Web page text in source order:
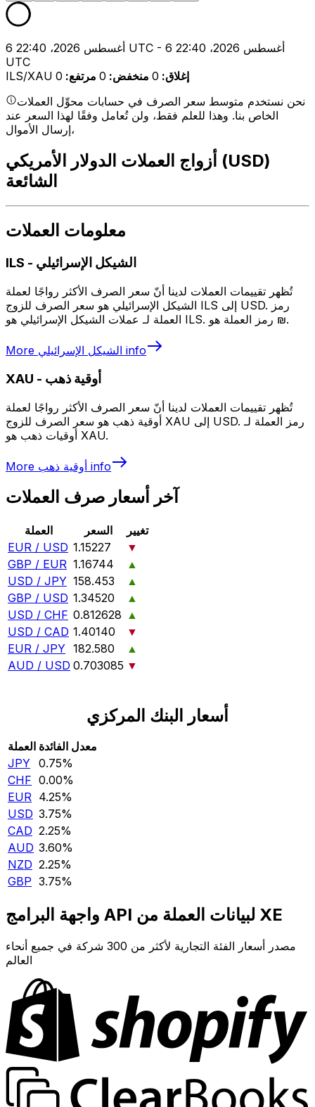
6 أغسطس 2026، 22:40 UTC - 6 أغسطس 2026، 22:40
UTC
ILS/XAU
إغلاق:
0 منخفض:
0 مرتفع:
0
نحن نستخدم متوسط سعر الصرف في حسابات محوِّل العملات
الخاص بنا. وهذا للعلم فقط، ولن تُعامل وفقًا لهذا السعر عند
إرسال الأموال،
أزواج العملات الدولار الأمريكي (USD)
الشائعة
معلومات العملات
ILS - الشيكل الإسرائيلي
تُظهر تقييمات العملات لدينا أنّ سعر الصرف الأكثر رواجًا لعملة
الشيكل الإسرائيلي هو سعر الصرف للزوج ILS إلى USD. رمز
العملة لـ عملات الشيكل الإسرائيلي هو ILS. رمز العملة هو ₪.
More الشيكل الإسرائيلي info
XAU - أوقية ذهب
تُظهر تقييمات العملات لدينا أنّ سعر الصرف الأكثر رواجًا لعملة
أوقية ذهب هو سعر الصرف للزوج XAU إلى USD. رمز العملة لـ
أوقيات ذهب هو XAU.
More أوقية ذهب info
آخر أسعار صرف العملات
العملة السعر
تغيير
EUR / USD 1.15227
▼
GBP / EUR 1.16744
▲
USD / JPY 158.453
▲
GBP / USD 1.34520
▲
USD / CHF 0.812628 ▲
USD / CAD 1.40140
▼
EUR / JPY 182.580
▲
AUD / USD 0.703085 ▼
أسعار البنك المركزي
العملة معدل الفائدة
JPY 0.75‎%‎
CHF 0.00‎%‎
EUR 4.25‎%‎
USD 3.75‎%‎
CAD 2.25‎%‎
AUD 3.60‎%‎
NZD 2.25‎%‎
GBP 3.75‎%‎
واجهة البرامج API لبيانات العملة من XE
مصدر أسعار الفئة التجارية لأكثر من 300 شركة في جميع أنحاء
العالم